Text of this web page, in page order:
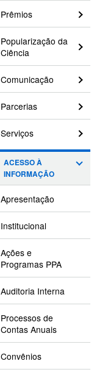
Prêmios
Popularização da
Ciência
Comunicação
Parcerias
Serviços
ACESSO À
INFORMAÇÃO
Apresentação
Institucional
Ações e
Programas PPA
Auditoria Interna
Processos de
Contas Anuais
Convênios